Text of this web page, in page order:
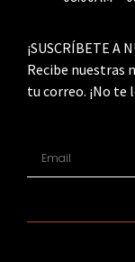
¡SUSCRÍBETE A
Recibe nuestras
tu correo. ¡No te